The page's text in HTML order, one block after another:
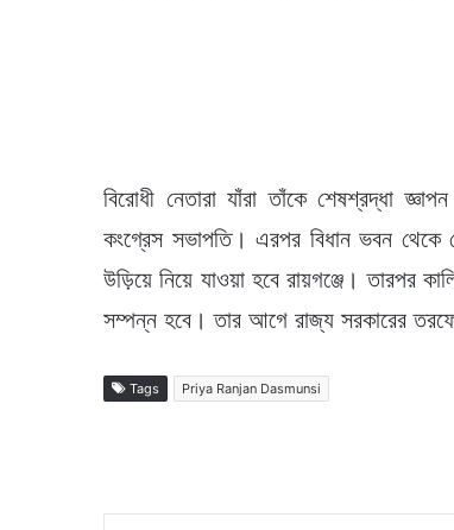
বিরোধী নেতারা যাঁরা তাঁকে শেষশ্রদ্ধা
কংগ্রেস সভাপতি। এরপর বিধান ভবন থেকে
উড়িয়ে নিয়ে যাওয়া হবে রায়গঞ্জে। তারপর
সম্পন্ন হবে। তার আগে রাজ্য সরকারের
Tags Priya Ranjan Dasmunsi